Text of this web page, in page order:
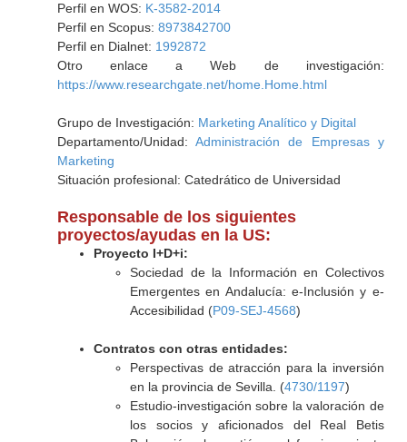
Perfil en WOS: K-3582-2014
Perfil en Scopus: 8973842700
Perfil en Dialnet: 1992872
Otro enlace a Web de investigación:
https://www.researchgate.net/home.Home.html
Grupo de Investigación: Marketing Analítico y Digital
Departamento/Unidad:Administración de Empresas y
Marketing
Situación profesional: Catedrático de Universidad
Responsable de los siguientes
proyectos/ayudas en la US:
Proyecto I+D+i:
Sociedad de la Información en Colectivos
Emergentes en Andalucía: e-Inclusión y e-
Accesibilidad (P09-SEJ-4568)
Contratos con otras entidades:
Perspectivas de atracción para la inversión
en la provincia de Sevilla. (4730/1197)
Estudio-investigación sobre la valoración de
los socios y aficionados del Real Betis